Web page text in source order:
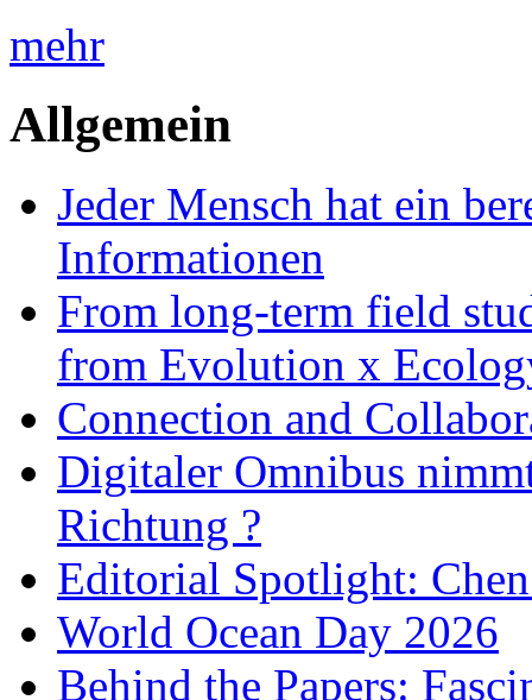
mehr
Allgemein
Jeder Mensch hat ein
Informationen
From long-term field
from Evolution x
Connection and
Digitaler Omnibus
Richtung ?
Editorial Spotlight:
World Ocean Day 2026
Behind the Papers: